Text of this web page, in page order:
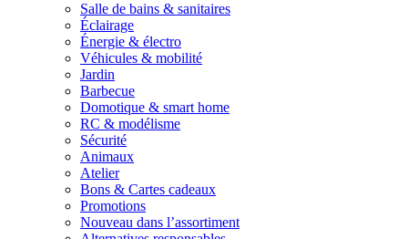
Salle de bains & sanitaires
Éclairage
Énergie & électro
Véhicules & mobilité
Jardin
Barbecue
Domotique & smart home
RC & modélisme
Sécurité
Animaux
Atelier
Bons & Cartes cadeaux
Promotions
Nouveau dans l’assortiment